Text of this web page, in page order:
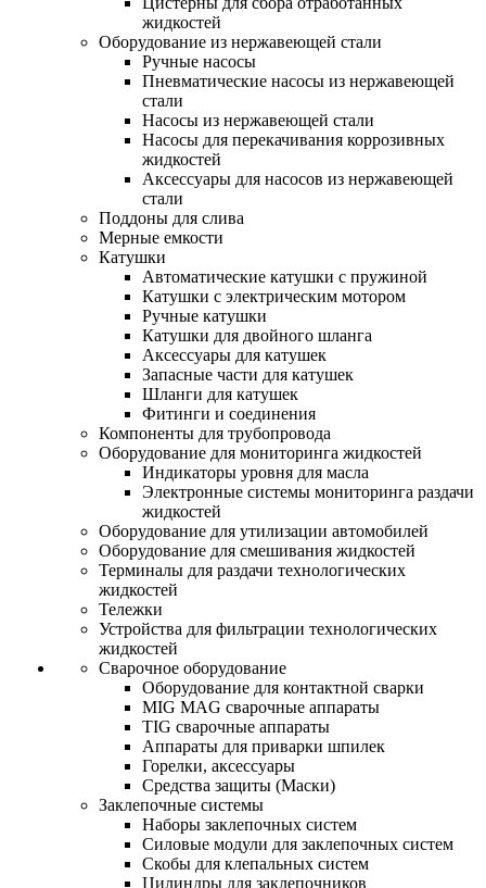
жидкостей
Оборудование из нержавеющей стали
Ручные насосы
Пневматические насосы из нержавеющей
стали
Насосы из нержавеющей стали
Насосы для перекачивания коррозивных
жидкостей
Аксессуары для насосов из нержавеющей
стали
Поддоны для слива
Мерные емкости
Катушки
Автоматические катушки с пружиной
Катушки с электрическим мотором
Ручные катушки
Катушки для двойного шланга
Аксессуары для катушек
Запасные части для катушек
Шланги для катушек
Фитинги и соединения
Компоненты для трубопровода
Оборудование для мониторинга жидкостей
Индикаторы уровня для масла
Электронные системы мониторинга раздачи
жидкостей
Оборудование для утилизации автомобилей
Оборудование для смешивания жидкостей
Терминалы для раздачи технологических
жидкостей
Тележки
Устройства для фильтрации технологических
жидкостей
Сварочное оборудование
Оборудование для контактной сварки
MIG MAG сварочные аппараты
TIG сварочные аппараты
Аппараты для приварки шпилек
Горелки, аксессуары
Средства защиты (Маски)
Заклепочные системы
Наборы заклепочных систем
Силовые модули для заклепочных систем
Скобы для клепальных систем
Цилиндры для заклепочников